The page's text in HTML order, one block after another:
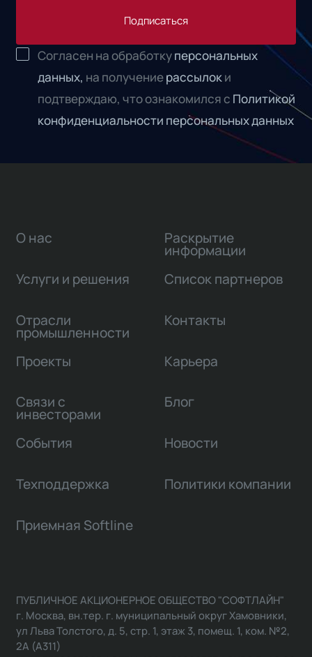
Подписаться
Согласен на обработкуперсональных
данных, на получениерассылок и
подтверждаю, что ознакомился с Политикой
конфиденциальности персональных данных
О нас
Услуги и решения
Отрасли
промышленности
Проекты
Связи с
инвесторами
Раскрытие
информации
Список партнеров
Контакты
Карьера
Блог
События Новости
Техподдержка Политики компании
Приемная Softline
ПУБЛИЧНОЕ АКЦИОНЕРНОЕ ОБЩЕСТВО "СОФТЛАЙН"
г. Москва, вн.тер. г. муниципальный округ Хамовники,
ул Льва Толстого, д. 5, стр. 1, этаж 3, помещ. 1, ком. №2,
2А (А311)